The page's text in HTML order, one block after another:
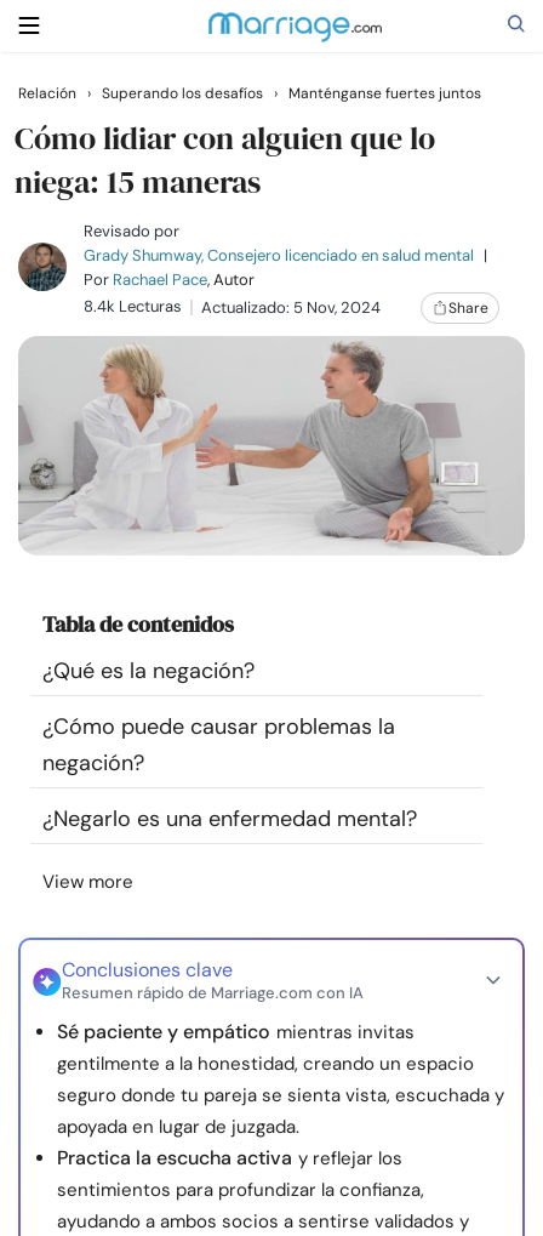
Buscar
Casarse
Relaciones
Familia
Ayuda
Cursos
Comunidad
Encuentra un terapeuta
Idioma
Sobre nosotros
© Copyright 2026. Todos los derechos reservados.
Relación › Superando los desafíos › Manténganse fuertes juntos
Cómo lidiar con alguien que lo
niega: 15 maneras
Revisado por
Grady Shumway, Consejero licenciado en salud mental |
Por Rachael Pace, Autor
8.4k Lecturas
Actualizado: 5 Nov, 2024 Share
Tabla de contenidos
¿Qué es la negación?
¿Cómo puede causar problemas la
negación?
¿Negarlo es una enfermedad mental?
View more
Conclusiones clave
Resumen rápido de Marriage.com con IA
Sé paciente y empático mientras invitas
gentilmente a la honestidad, creando un espacio
seguro donde tu pareja se sienta vista, escuchada y
apoyada en lugar de juzgada.
Practica la escucha activa y reflejar los
sentimientos para profundizar la confianza,
ayudando a ambos socios a sentirse validados y